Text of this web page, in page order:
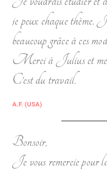
je peux chaque thème.
beaucoup grâce à ces
Merci à Julius et
C’est du travail.
A.F. (USA)
Bonsoir,
Je vous remercie